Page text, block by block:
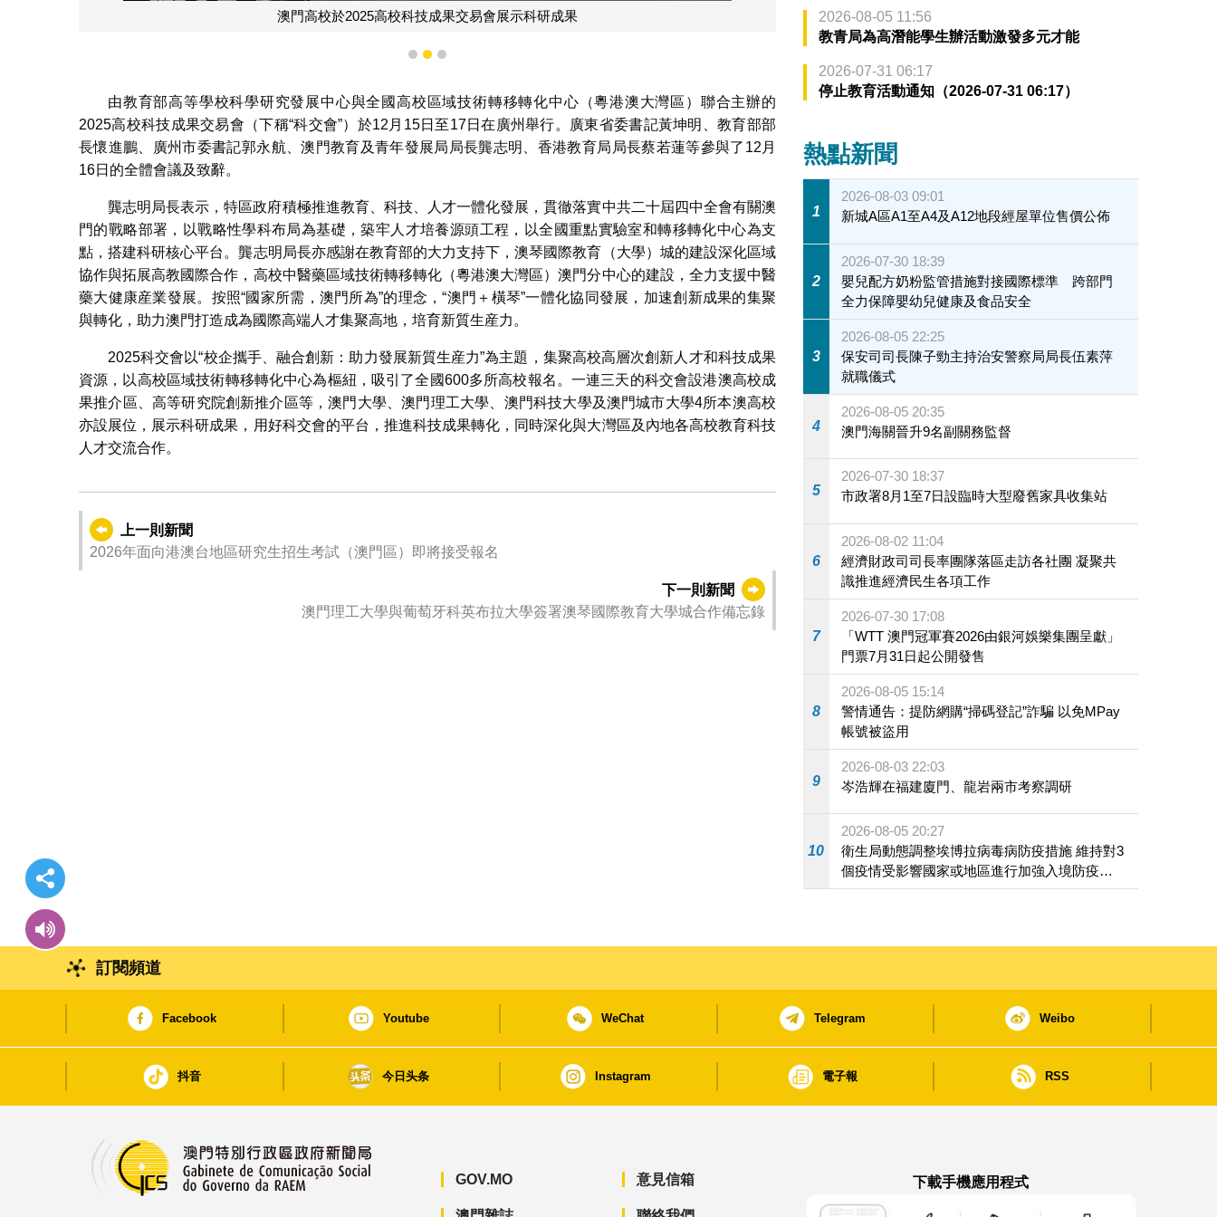
澳門高校於2025高校科技成果交易會展示科研成果
1 2 3
由教育部高等學校科學研究發展中心與全國高校區域技術轉移轉化中心（粵港澳大灣區）聯合主辦的
2025高校科技成果交易會（下稱“科交會”）於12月15日至17日在廣州舉行。廣東省委書記黃坤明、教育部部
長懷進鵬、廣州市委書記郭永航、澳門教育及青年發展局局長龔志明、香港教育局局長蔡若蓮等參與了12月
16日的全體會議及致辭。
龔志明局長表示，特區政府積極推進教育、科技、人才一體化發展，貫徹落實中共二十屆四中全會有關澳
門的戰略部署，以戰略性學科布局為基礎，築牢人才培養源頭工程，以全國重點實驗室和轉移轉化中心為支
點，搭建科研核心平台。龔志明局長亦感謝在教育部的大力支持下，澳琴國際教育（大學）城的建設深化區域
協作與拓展高教國際合作，高校中醫藥區域技術轉移轉化（粵港澳大灣區）澳門分中心的建設，全力支援中醫
藥大健康産業發展。按照“國家所需，澳門所為”的理念，“澳門＋橫琴”一體化協同發展，加速創新成果的集聚
與轉化，助力澳門打造成為國際高端人才集聚高地，培育新質生産力。
2025科交會以“校企攜手、融合創新：助力發展新質生産力”為主題，集聚高校高層次創新人才和科技成果
資源，以高校區域技術轉移轉化中心為樞紐，吸引了全國600多所高校報名。一連三天的科交會設港澳高校成
果推介區、高等研究院創新推介區等，澳門大學、澳門理工大學、澳門科技大學及澳門城市大學4所本澳高校
亦設展位，展示科研成果，用好科交會的平台，推進科技成果轉化，同時深化與大灣區及內地各高校教育科技
人才交流合作。
上一則新聞
2026年面向港澳台地區研究生招生考試（澳門區）即將接受報名
下一則新聞
澳門理工大學與葡萄牙科英布拉大學簽署澳琴國際教育大學城合作備忘錄
2026-08-05 11:56
教青局為高潛能學生辦活動激發多元才能
2026-07-31 06:17
停止教育活動通知（2026-07-31 06:17）
熱點新聞
1
2026-08-03 09:01
新城A區A1至A4及A12地段經屋單位售價公佈
2
2026-07-30 18:39
嬰兒配方奶粉監管措施對接國際標準 跨部門
全力保障嬰幼兒健康及食品安全
3
2026-08-05 22:25
保安司司長陳子勁主持治安警察局局長伍素萍
就職儀式
4
2026-08-05 20:35
澳門海關晉升9名副關務監督
5
2026-07-30 18:37
市政署8月1至7日設臨時大型廢舊家具收集站
6
2026-08-02 11:04
經濟財政司司長率團隊落區走訪各社團 凝聚共
識推進經濟民生各項工作
7
2026-07-30 17:08
「WTT 澳門冠軍賽2026由銀河娛樂集團呈獻」
門票7月31日起公開發售
8
2026-08-05 15:14
警情通告：提防網購“掃碼登記”詐騙 以免MPay
帳號被盜用
9
2026-08-03 22:03
岑浩輝在福建廈門、龍岩兩市考察調研
10
2026-08-05 20:27
衛生局動態調整埃博拉病毒病防疫措施 維持對3
個疫情受影響國家或地區進行加強入境防疫措
施
訂閱頻道
Facebook Youtube WeChat Telegram Weibo
抖音 今日头条 Instagram 電子報 RSS
GOV.MO 意見信箱
下載手機應用程式